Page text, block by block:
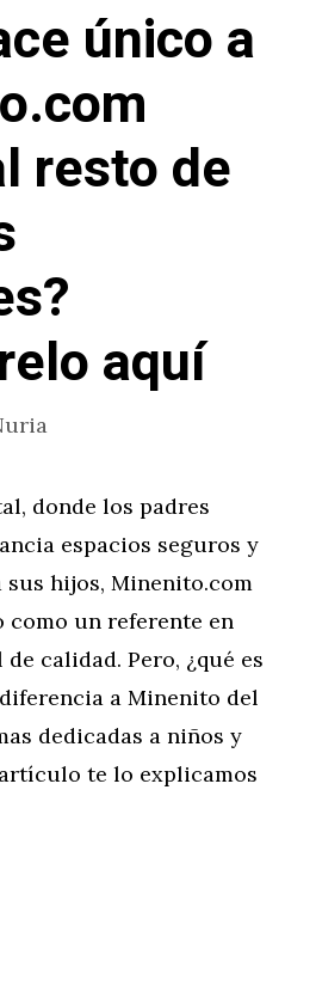
único a
resto de
aquí
donde los padres
espacios seguros y
hijos, Minenito.com
como un referente en
calidad. Pero, ¿qué es
a Minenito del
dedicadas a niños y
te lo explicamos